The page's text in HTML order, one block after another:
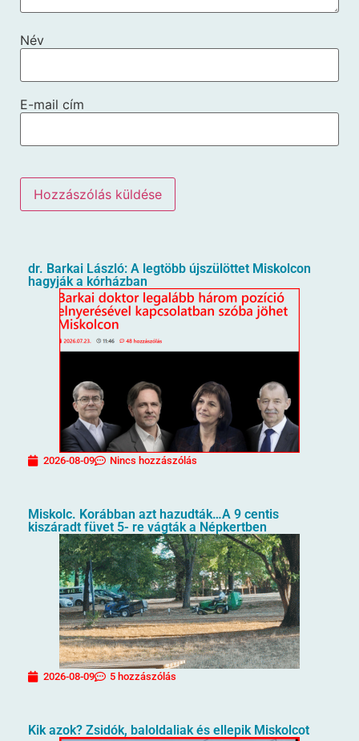
Név
E-mail cím
dr. Barkai László: A legtöbb újszülöttet Miskolcon
hagyják a kórházban
2026-08-09 Nincs hozzászólás
Miskolc. Korábban azt hazudták…A 9 centis
kiszáradt füvet 5- re vágták a Népkertben
2026-08-09 5 hozzászólás
Kik azok? Zsidók, baloldaliak és ellepik Miskolcot